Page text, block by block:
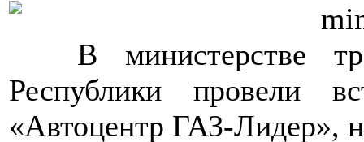
В министерстве
Республики провели
«Автоцентр ГАЗ-Лидер»,